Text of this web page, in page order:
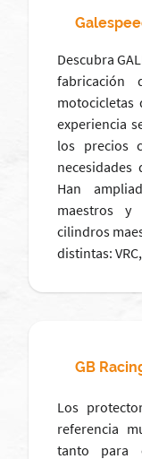
Descubra
fabricación
motocicletas
experiencia
los precios
necesidades
Han
maestros
cilindros
distintas:
GB
Los
referencia
tanto para